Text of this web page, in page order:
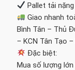
Pallet tải
Giao nhanh
Bình Tân – Thủ
– KCN Tân Tạo
Đặc biệt:
Mua số lượng lớn